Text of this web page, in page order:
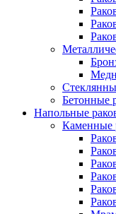
Бетонные
Напольные
Каменные